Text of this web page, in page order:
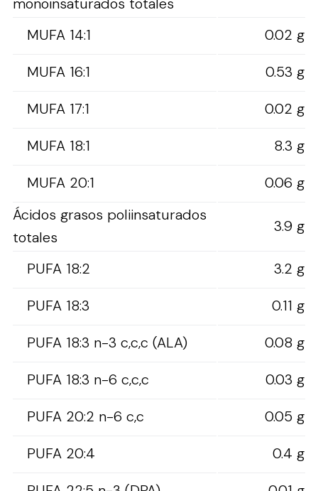
MUFA 14:1
0.02 g
MUFA 16:1
0.53 g
MUFA 17:1
0.02 g
MUFA 18:1
8.3 g
MUFA 20:1
0.06 g
Ácidos grasos poliinsaturados
totales
3.9 g
PUFA 18:2
3.2 g
PUFA 18:3
0.11 g
PUFA 18:3 n-3 c,c,c (ALA)
0.08 g
PUFA 18:3 n-6 c,c,c
0.03 g
PUFA 20:2 n-6 c,c
0.05 g
PUFA 20:4
0.4 g